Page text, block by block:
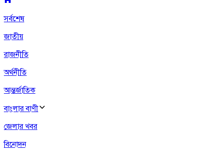
সর্বশেষ
জাতীয়
রাজনীতি
অর্থনীতি
আন্তর্জাতিক
বাংলার বাণী
জেলার খবর
বিনোদন